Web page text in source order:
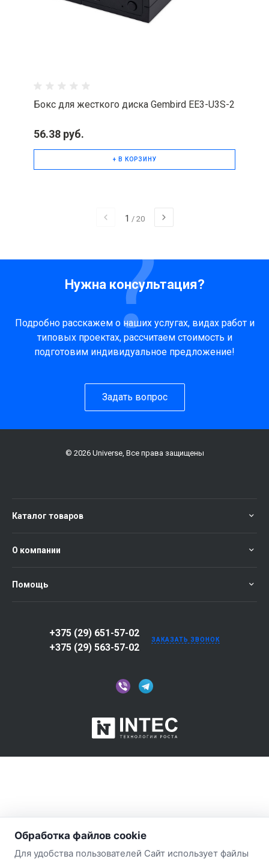
Бокс для жесткого диска Gembird EE3-U3S-2
56.38 руб.
+ В КОРЗИНУ
1 / 20
Нужна консультация?
Подробно расскажем о наших услугах, видах работ и
типовых проектах, рассчитаем стоимость и
подготовим индивидуальное предложение!
Задать вопрос
© 2026 Universe, Все права защищены
Каталог товаров
О компании
Помощь
+375 (29) 651-57-02
+375 (29) 563-57-02
ЗАКАЗАТЬ ЗВОНОК
Обработка файлов cookie
Для удобства пользователей Сайт использует файлы